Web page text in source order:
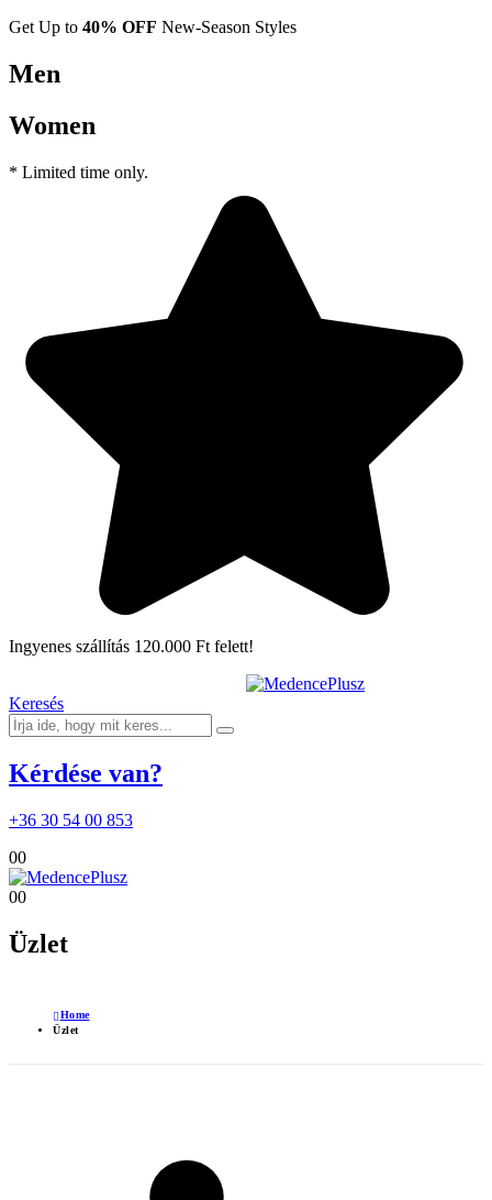
Get Up to 40% OFF New-Season Styles
Men
Women
* Limited time only.
Ingyenes szállítás 120.000 Ft felett!
Keresés
Kérdése van?
+36 30 54 00 853
00
00
Üzlet
Home
Üzlet